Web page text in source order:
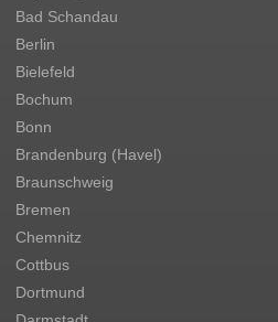
Bad Schandau
Berlin
Bielefeld
Bochum
Bonn
Brandenburg (Havel)
Braunschweig
Bremen
Chemnitz
Cottbus
Dortmund